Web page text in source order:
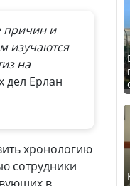
причин и
изучаются
на
дел Ерлан
хронологию
сотрудники